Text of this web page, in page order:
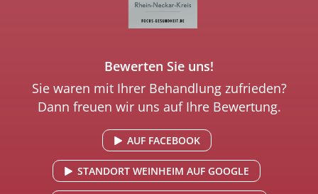
Bewerten Sie uns!
Sie waren mit Ihrer Behandlung zufrieden?
Dann freuen wir uns auf Ihre Bewertung.
AUF FACEBOOK
STANDORT WEINHEIM AUF GOOGLE